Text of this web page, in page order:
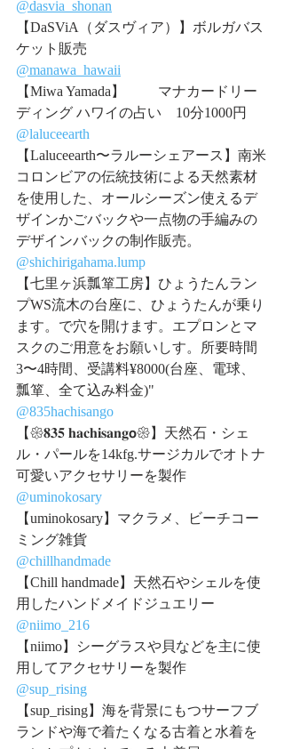
@dasvia_shonan
【DaSViA（ダスヴィア）】ボルガバス
ケット販売
@manawa_hawaii
【Miwa Yamada】	マナカードリー
ディング ハワイの占い　10分1000円
@laluceearth
【Laluceearth〜ラルーシェアース】南米
コロンビアの伝統技術による天然素材
を使用した、オールシーズン使えるデ
ザインかごバックや一点物の手編みの
デザインバックの制作販売。
@shichirigahama.lump
【七里ヶ浜瓢箪工房】ひょうたんラン
プWS流木の台座に、ひょうたんが乗り
ます。で穴を開けます。エプロンとマ
スクのご用意をお願いしす。所要時間
3〜4時間、受講料¥8000(台座、電球、
瓢箪、全て込み料金)"
@835hachisango
【𑁍𝟖𝟑𝟓 𝐡𝐚𝐜𝐡𝐢𝐬𝐚𝐧𝐠𝗼𑁍】天然石・シェ
ル・パールを14kfg.サージカルでオトナ
可愛いアクセサリーを製作
@uminokosary
【uminokosary】マクラメ、ビーチコー
ミング雑貨
@chillhandmade
【Chill handmade】天然石やシェルを使
用したハンドメイドジュエリー
@niimo_216
【niimo】シーグラスや貝などを主に使
用してアクセサリーを製作
@sup_rising
【sup_rising】海を背景にもつサーフブ
ランドや海で着たくなる古着と水着を